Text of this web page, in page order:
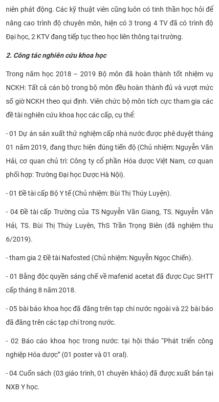
niên phát động. Các kỹ thuật viên cũng luôn có tinh thần học hỏi để
nâng cao trình độ chuyên môn, hiện có 3 trong 4 TV đã có trình độ
Đại học, 2 KTV đang tiếp tục theo học liên thông tại trường.
2. Công tác nghiên cứu khoa học
Trong năm học 2018 – 2019 Bộ môn đã hoàn thành tốt nhiệm vụ
NCKH: Tất cả cán bộ trong bộ môn đều hoàn thành đủ và vượt mức
số giờ NCKH theo qui định. Viên chức bộ môn tích cực tham gia các
đề tài nghiên cứu khoa học các cấp, cụ thể:
- 01 Dự án sản xuất thử nghiệm cấp nhà nước được phê duyệt tháng
01 năm 2019, đang thực hiện đúng tiến độ (Chủ nhiệm: Nguyễn Văn
Hải, cơ quan chủ trì: Công ty cổ phần Hóa dược Việt Nam, cơ quan
phối hợp: Trường Đại học Dược Hà Nội).
- 01 Đề tài cấp Bộ Y tế (Chủ nhiệm: Bùi Thị Thúy Luyện).
- 04 Đề tài cấp Trường của TS Nguyễn Văn Giang, TS. Nguyễn Văn
Hải, TS. Bùi Thị Thúy Luyện, ThS Trần Trọng Biên (đã nghiệm thu
6/2019).
- tham gia 2 Đề tài Nafosted (Chủ nhiệm: Nguyễn Ngọc Chiến).
- 01 Bằng độc quyền sáng chế về mafenid acetat đã được Cục SHTT
cấp tháng 8 năm 2018.
- 05 bài báo khoa học đã đăng trên tạp chí nước ngoài và 22 bài báo
đã đăng trên các tạp chí trong nước.
- 02 Báo cáo khoa học trong nước: tại hội thảo “Phát triển công
nghiệp Hóa dược” (01 poster và 01 oral).
- 04 Cuốn sách (03 giáo trình, 01 chuyên khảo) đã được xuất bản tại
NXB Y học.